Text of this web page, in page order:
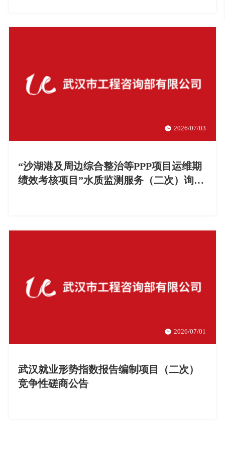
2026/07/03
“沙湖港及周边综合整治等PPP项目运维期
绩效考核项目”水质监测服务（二次）询价
2026/07/01
武汉就业形势指数报告编制项目（二次）
竞争性磋商公告